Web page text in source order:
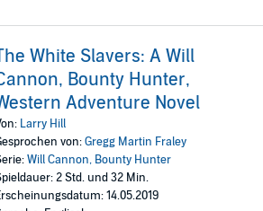
White Slavers: A Will
Bounty Hunter,
Adventure Novel
Larry Hill
von:Gregg Martin Fraley
Will Cannon, Bounty Hunter
2 Std. und 32 Min.
14.05.2019